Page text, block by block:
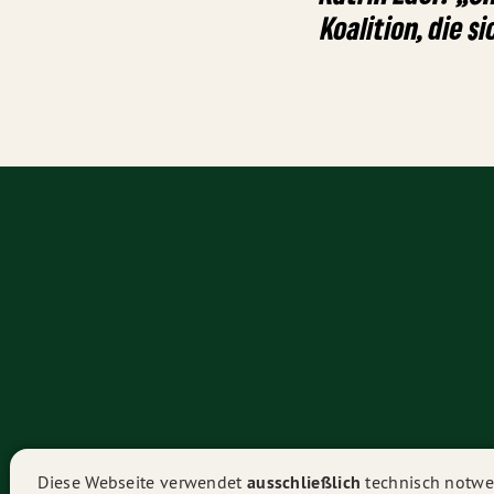
Koalition, die
Diese Webseite verwendet ausschließlich technisch